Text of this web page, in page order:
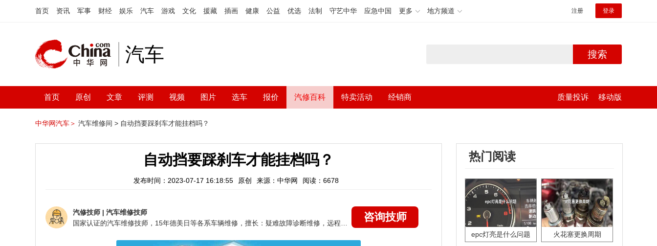
首页 资讯 军事 财经 娱乐 汽车 游戏 文化 援藏 插画 健康 公益 优选 法制 守艺中华 应急中国 更多 地方频道 注册 登录
汽车 搜索
首页 原创 文章 评测 视频 图片 选车 报价 汽修百科 特卖活动 经销商 质量投诉 移动版
中华网汽车＞ 汽车维修间 > 自动挡要踩刹车才能挂档吗？
自动挡要踩刹车才能挂档吗？
发布时间：2023-07-17 16:18:55 原创 来源：中华网 阅读：6678
汽修技师 | 汽车维修技师
咨询技师
热门阅读
epc灯亮是什么问题 火花塞更换周期